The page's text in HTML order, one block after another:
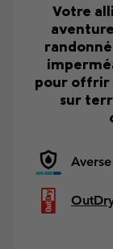
Votre
pour offrir
sur
Averse